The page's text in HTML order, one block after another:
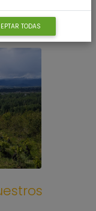
TODAS